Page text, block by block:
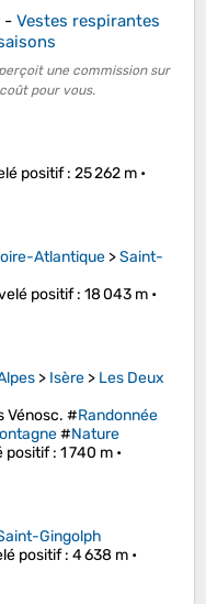
- Vestes respirantes
une commission sur
pour vous.
positif: 25 262 m •
Atlantique >Saint-
positif: 18 043 m •
> Isère > Les Deux
Vénosc. #Randonnée
#Nature
positif: 1 740 m •
Gingolph
positif: 4 638 m •